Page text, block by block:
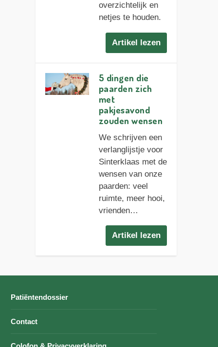
overzichtelijk en
netjes te houden.
Artikel lezen
5 dingen die
paarden zich
met
pakjesavond
zouden wensen
We schrijven een
verlanglijstje voor
Sinterklaas met de
wensen van onze
paarden: veel
ruimte, meer hooi,
vrienden…
Artikel lezen
Patiëntendossier
Contact